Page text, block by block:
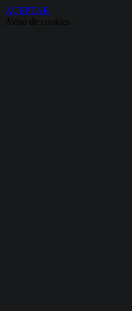
ACEPTAR
Aviso de cookies